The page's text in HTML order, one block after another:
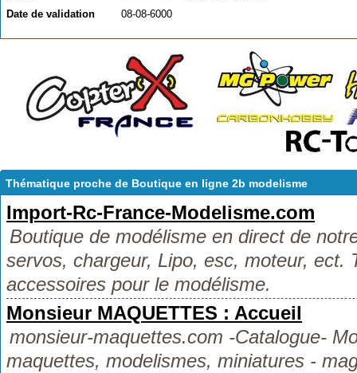
Date de validation
08-08-6000
Thématique proche de Boutique en ligne 2b modelisme
Import-Rc-France-Modelisme.com
Boutique de modélisme en direct de
servos, chargeur, Lipo, esc, moteur, ect.
accessoires pour le modélisme.
Monsieur MAQUETTES : Accueil
monsieur-maquettes.com -Catalogue-
maquettes, modelismes, miniatures -